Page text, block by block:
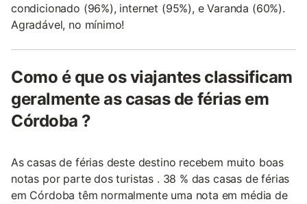
condicionado (96%), internet (95%), e Varanda (60%).
Agradável, no mínimo!
Como é que os viajantes classificam
geralmente as casas de férias em
Córdoba ?
As casas de férias deste destino recebem muito boas
notas por parte dos turistas . 38 % das casas de férias
em Córdoba têm normalmente uma nota em média de